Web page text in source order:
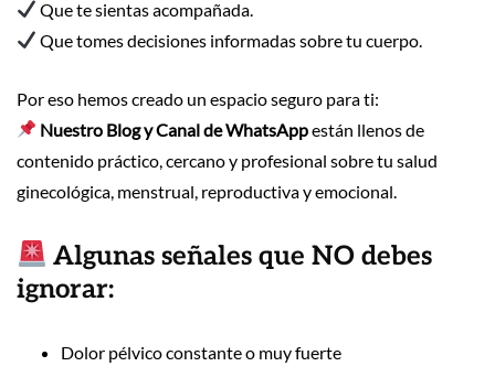
Que te sientas acompañada.
Que tomes decisiones informadas sobre tu cuerpo.
Por eso hemos creado un espacio seguro para ti:
Nuestro Blog y Canal de WhatsAppestán llenos de
contenido práctico, cercano y profesional sobre tu salud
ginecológica, menstrual, reproductiva y emocional.
Algunas señales que NO debes
ignorar:
Dolor pélvico constante o muy fuerte